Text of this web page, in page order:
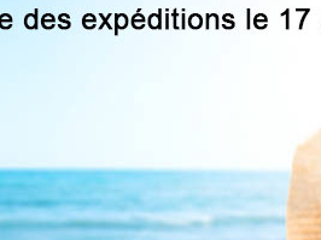
Classique